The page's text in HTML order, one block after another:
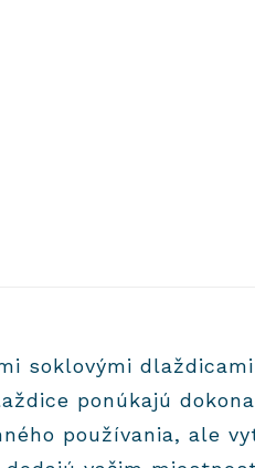
soklovými
ponúkajú
používania, ale